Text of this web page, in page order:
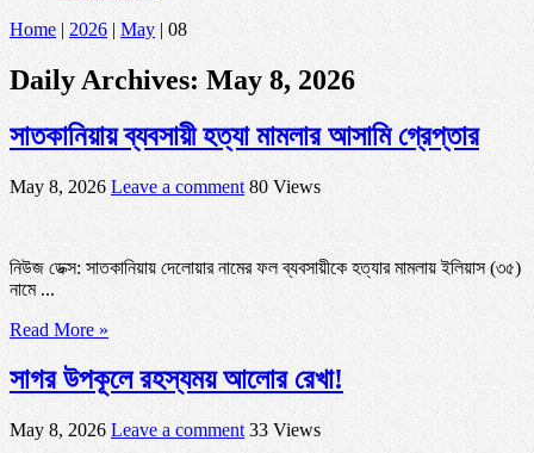
Home | 2026 | May | 08
Daily Archives: May 8, 2026
সাতকানিয়ায় ব্যবসায়ী হত্যা মামলার আসামি গ্রেপ্তার
May 8, 2026 Leave a comment 80 Views
নিউজ ডেক্স: সাতকানিয়ায় দেলোয়ার নামের ফল ব্যবসায়ীকে হত্যার মামলায় ইলিয়াস (৩৫)
নামে ...
Read More »
সাগর উপকূলে রহস্যময় আলোর রেখা!
May 8, 2026 Leave a comment 33 Views